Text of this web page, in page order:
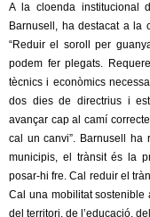
A la cloenda institucional
Barnusell, ha destacat a la
“Reduir el soroll per
podem fer plegats.
tècnics i econòmics
dos dies de directrius i
avançar cap al camí
cal un canvi”. Barnusell ha
municipis, el trànsit és la
posar-hi fre. Cal reduir el
Cal una mobilitat sostenible
del territori, de l’educació,